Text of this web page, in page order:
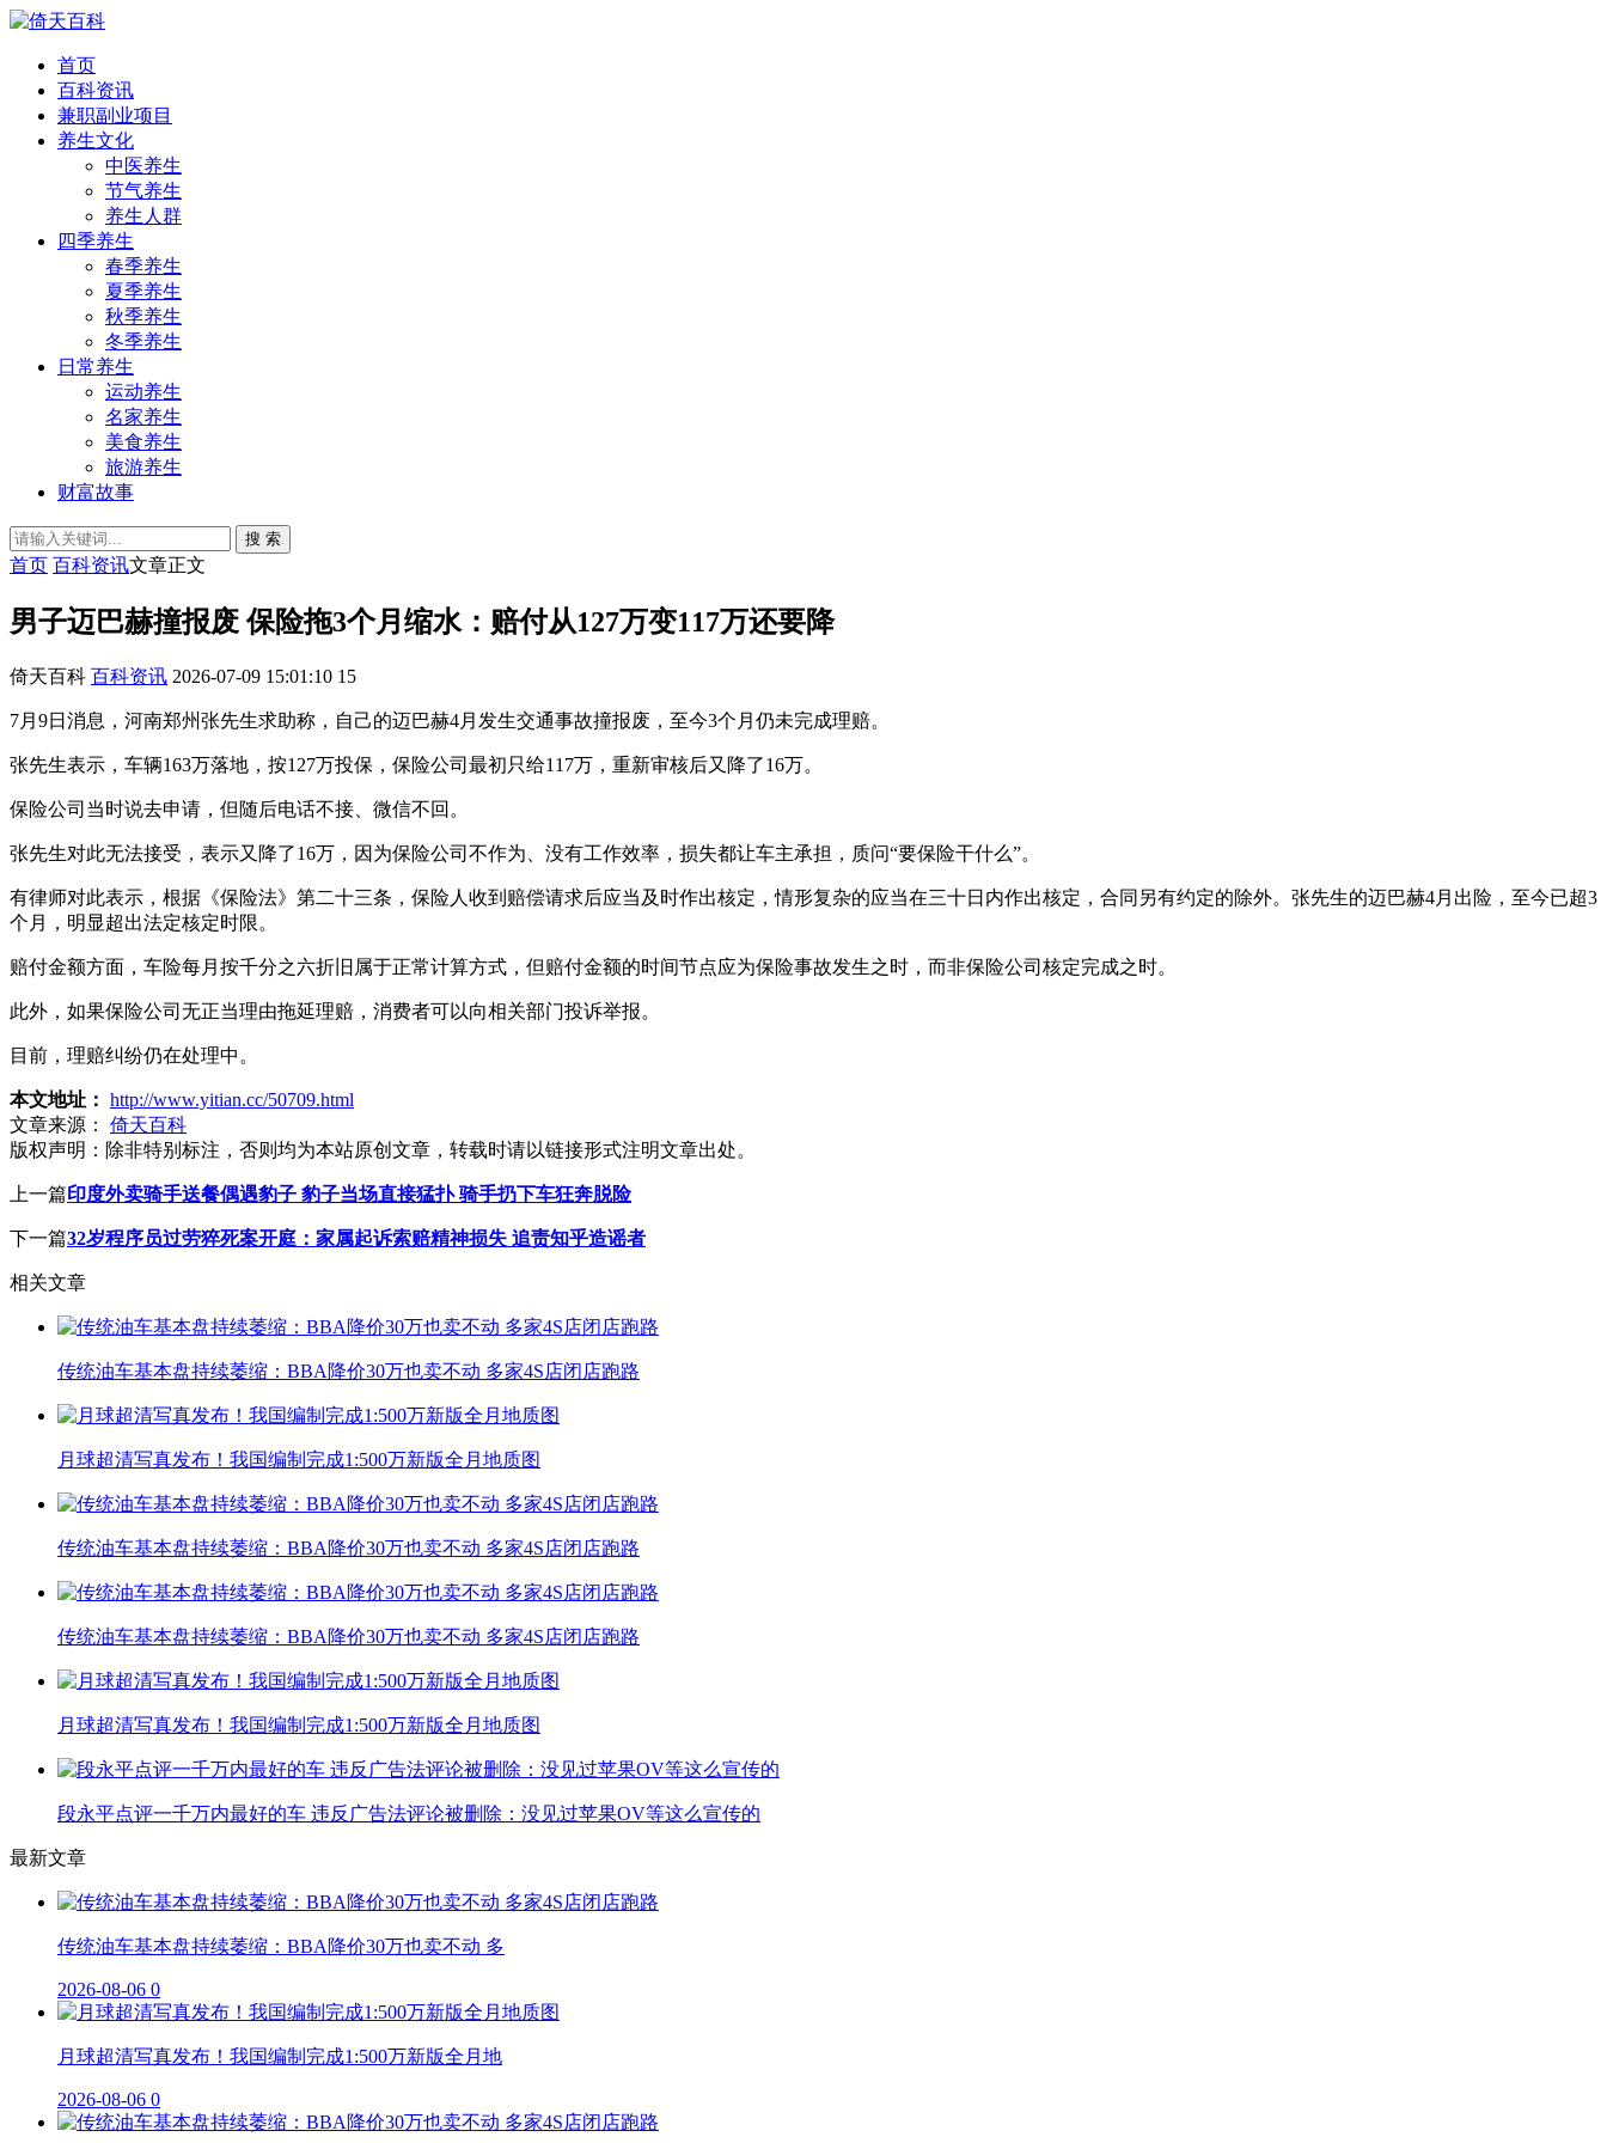
首页
百科资讯
兼职副业项目
养生文化
中医养生
节气养生
养生人群
四季养生
春季养生
夏季养生
秋季养生
冬季养生
日常养生
运动养生
名家养生
美食养生
旅游养生
财富故事
搜 索
首页 百科资讯文章正文
男子迈巴赫撞报废 保险拖3个月缩水：赔付从127万变117万还要降
倚天百科 百科资讯 2026-07-09 15:01:10 15
7月9日消息，河南郑州张先生求助称，自己的迈巴赫4月发生交通事故撞报废，至今3个月仍未完成理赔。
张先生表示，车辆163万落地，按127万投保，保险公司最初只给117万，重新审核后又降了16万。
保险公司当时说去申请，但随后电话不接、微信不回。
张先生对此无法接受，表示又降了16万，因为保险公司不作为、没有工作效率，损失都让车主承担，质问“要保险干什么”。
有律师对此表示，根据《保险法》第二十三条，保险人收到赔偿请求后应当及时作出核定，情形复杂的应当在三十日内作出核定，合同另有约定的除外。张先生的迈巴赫4月出险，至今已超3
个月，明显超出法定核定时限。
赔付金额方面，车险每月按千分之六折旧属于正常计算方式，但赔付金额的时间节点应为保险事故发生之时，而非保险公司核定完成之时。
此外，如果保险公司无正当理由拖延理赔，消费者可以向相关部门投诉举报。
目前，理赔纠纷仍在处理中。
本文地址： http://www.yitian.cc/50709.html
文章来源：
倚天百科
版权声明： 除非特别标注，否则均为本站原创文章，转载时请以链接形式注明文章出处。
上一篇印度外卖骑手送餐偶遇豹子 豹子当场直接猛扑 骑手扔下车狂奔脱险
下一篇32岁程序员过劳猝死案开庭：家属起诉索赔精神损失 追责知乎造谣者
相关文章
传统油车基本盘持续萎缩：BBA降价30万也卖不动 多家4S店闭店跑路
月球超清写真发布！我国编制完成1:500万新版全月地质图
传统油车基本盘持续萎缩：BBA降价30万也卖不动 多家4S店闭店跑路
传统油车基本盘持续萎缩：BBA降价30万也卖不动 多家4S店闭店跑路
月球超清写真发布！我国编制完成1:500万新版全月地质图
段永平点评一千万内最好的车 违反广告法评论被删除：没见过苹果OV等这么宣传的
最新文章
传统油车基本盘持续萎缩：BBA降价30万也卖不动 多
2026-08-06 0
月球超清写真发布！我国编制完成1:500万新版全月地
2026-08-06 0